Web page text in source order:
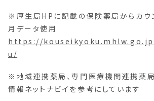
※厚生局HPに記載の保険薬局からカ
月データ使用
https://
u/
※地域連携薬局、専門医療機関連携薬
情報ネットナビイを参考にしています